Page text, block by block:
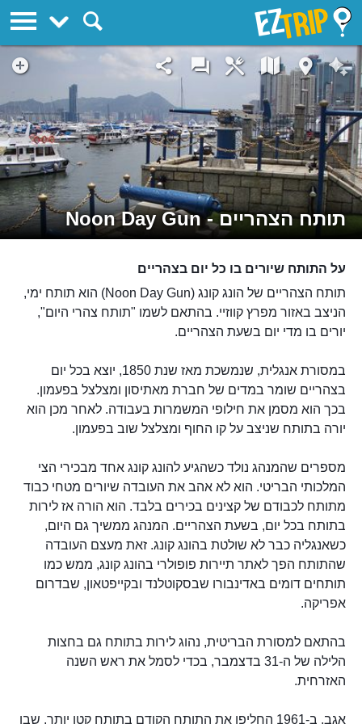
תותח הצהריים - Noon Day Gun
על התותח שיורים בו כל יום בצהריים
תותח הצהריים של הונג קונג (Noon Day Gun) הוא תותח ימי,
הניצב באזור מפרץ קווזיי. בהתאם לשמו "תותח צהרי היום",
יורים בו מדי יום בשעת הצהריים.
במסורת אנגלית, שנמשכת מאז שנת 1850, יוצא בכל יום
בצהריים שומר במדים של חברת מאתיסון ומצלצל בפעמון.
בכך הוא מסמן את חילופי המשמרות בעבודה. לאחר מכן הוא
יורה בתותח שניצב על קו החוף ומצלצל שוב בפעמון.
מספרים שהמנהג נולד כשהגיע להונג קונג אחד מבכירי הצי
המלכותי הבריטי. הוא לא אהב את העובדה שיורים מטחי כבוד
מתותח לכבודם של קצינים בכירים בלבד. הוא הורה אז לירות
בתותח בכל יום, בשעת הצהריים. המנהג ממשיך גם היום,
כשאנגליה כבר לא שולטת בהונג קונג. זאת מעצם העובדה
שהתותח הפך לאתר תיירות פופולרי בהונג קונג, ממש כמו
תותחים דומים באדינבורו שבסקוטלנד ובקייפטאון, שבדרום
אפריקה.
בהתאם למסורת הבריטית, נהוג לירות בתותח גם בחצות
הלילה של ה-31 בדצמבר, בכדי לסמל את ראש השנה
האזרחית.
אגב, ב-1961 החליפו את התותח הקודם בתותח קטן יותר, שבו
EZTrip